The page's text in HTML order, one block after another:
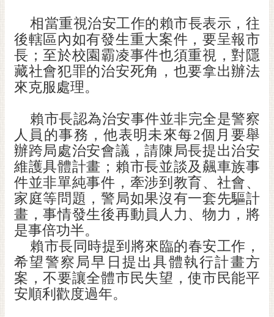
告
市
府
交
相當重視治安工作的賴市長表示，往
後轄區內如有發生重大案件，要呈報市
長；至於校園霸凌事件也須重視，對隱
藏社會犯罪的治安死角，也要拿出辦法
來克服處理。
賴市長認為治安事件並非完全是警察
人員的事務，他表明未來每2個月要舉
辦跨局處治安會議，請陳局長提出治安
維護具體計畫；賴市長並談及飆車族事
件並非單純事件，牽涉到教育、社會、
家庭等問題，警局如果沒有一套先驅計
畫，事情發生後再動員人力、物力，將
是事倍功半。
賴市長同時提到將來臨的春安工作，
希望警察局早日提出具體執行計畫方
案，不要讓全體市民失望，使市民能平
安順利歡度過年。